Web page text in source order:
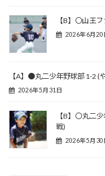
【B】〇山王
2026年6月20
【A】●丸二少年野球部 1-2 (
2026年5月31日
【B】〇丸二
戦)
2026年5月30